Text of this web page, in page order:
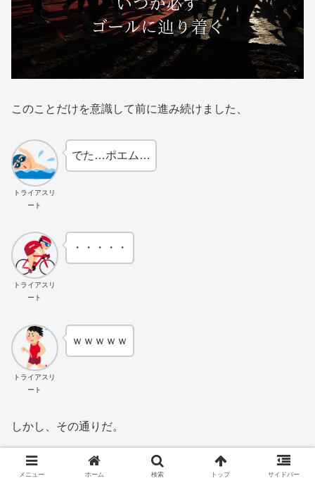
このことだけを意識して前に進み続けました、
トライアスリ
ート
でた…ポエム…
トライアスリ
ート
・・・・・
トライアスリ
ート
ｗｗｗｗｗ
しかし、その通りだ。
たとえ、走っていなくとも、
メニュー ホーム 検索 トップ サイドバー